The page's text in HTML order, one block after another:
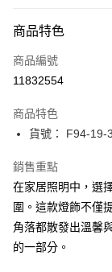
信用卡一次付款
LINE Pay
街口支付
悠遊付
Google Pay
全盈+PAY
AFTEE先享後付
商品特色
商品編號
11832554
商品特色
貨號： F94-19-
銷售重點
在家居照明中，選
圍。這款燈飾不僅
角落都散發出溫馨
的一部分。